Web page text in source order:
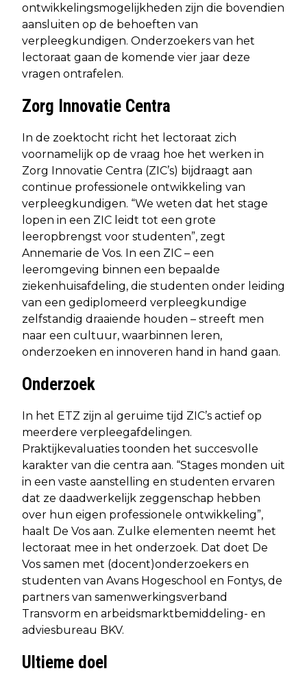
ontwikkelingsmogelijkheden zijn die bovendien
aansluiten op de behoeften van
verpleegkundigen. Onderzoekers van het
lectoraat gaan de komende vier jaar deze
vragen ontrafelen.
Zorg Innovatie Centra
In de zoektocht richt het lectoraat zich
voornamelijk op de vraag hoe het werken in
Zorg Innovatie Centra (ZIC’s) bijdraagt aan
continue professionele ontwikkeling van
verpleegkundigen. “We weten dat het stage
lopen in een ZIC leidt tot een grote
leeropbrengst voor studenten”, zegt
Annemarie de Vos. In een ZIC – een
leeromgeving binnen een bepaalde
ziekenhuisafdeling, die studenten onder leiding
van een gediplomeerd verpleegkundige
zelfstandig draaiende houden – streeft men
naar een cultuur, waarbinnen leren,
onderzoeken en innoveren hand in hand gaan.
Onderzoek
In het ETZ zijn al geruime tijd ZIC’s actief op
meerdere verpleegafdelingen.
Praktijkevaluaties toonden het succesvolle
karakter van die centra aan. “Stages monden uit
in een vaste aanstelling en studenten ervaren
dat ze daadwerkelijk zeggenschap hebben
over hun eigen professionele ontwikkeling”,
haalt De Vos aan. Zulke elementen neemt het
lectoraat mee in het onderzoek. Dat doet De
Vos samen met (docent)onderzoekers en
studenten van Avans Hogeschool en Fontys, de
partners van samenwerkingsverband
Transvorm en arbeidsmarktbemiddeling- en
adviesbureau BKV.
Ultieme doel